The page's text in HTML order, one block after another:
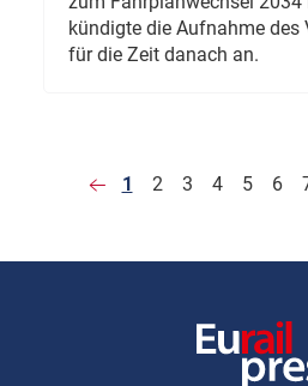
kündigte die Aufnahme des
für die Zeit danach an.
1 2 3 4 5 6